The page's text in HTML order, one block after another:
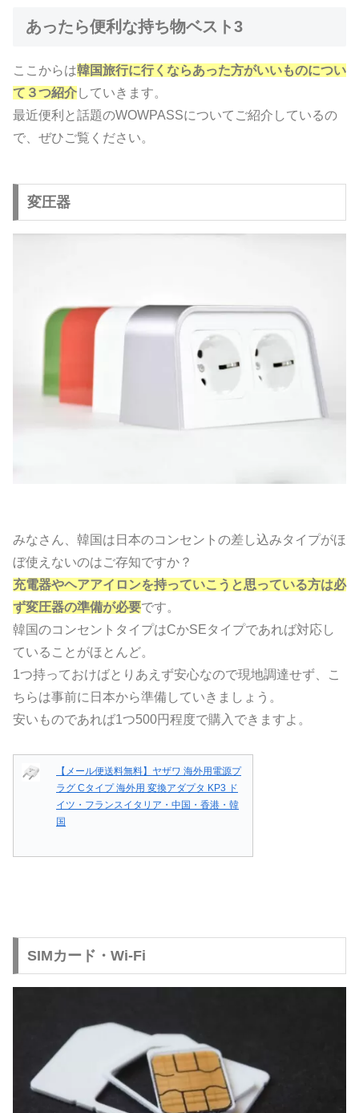
あったら便利な持ち物ベスト3
ここからは韓国旅行に行くならあった方がいいものについ
て３つ紹介していきます。
最近便利と話題のWOWPASSについてご紹介しているの
で、ぜひご覧ください。
変圧器
みなさん、韓国は日本のコンセントの差し込みタイプがほ
ぼ使えないのはご存知ですか？
充電器やヘアアイロンを持っていこうと思っている方は必
ず変圧器の準備が必要です。
韓国のコンセントタイプはCかSEタイプであれば対応し
ていることがほとんど。
1つ持っておけばとりあえず安心なので現地調達せず、こ
ちらは事前に日本から準備していきましょう。
安いものであれば1つ500円程度で購入できますよ。
【メール便送料無料】ヤザワ 海外用電源プ
ラグ Cタイプ 海外用 変換アダプタ KP3 ド
イツ・フランスイタリア・中国・香港・韓
国
SIMカード・Wi-Fi